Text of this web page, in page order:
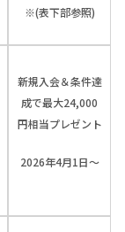
※(表下部参照)
新規入会＆条件達
成で最大24,000
円相当プレゼント
2026年4月1日～